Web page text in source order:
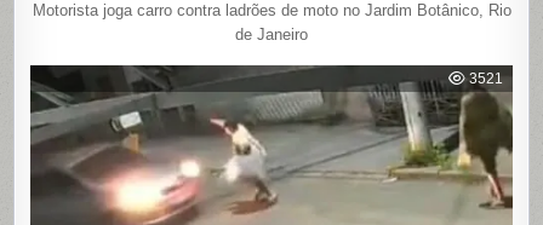
Motorista joga carro contra ladrões de moto no Jardim Botânico, Rio
de Janeiro
3521